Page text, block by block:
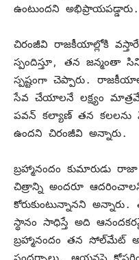
ఉంటుందని అభిప్రాయపడ్డారు.
చిరంజీవి రాజకీయాల్లోకి
స్పందిస్తూ, తన జన్మంతా
స్పష్టంగా చెప్పారు.
సేవ చేయాలనే లక్ష్యం
పవన్ కల్యాణ్ తన కలలను
ఉందని చిరంజీవి అన్నారు.
బ్రహ్మానందం కుమారుడు
చిత్రాన్ని అందరూ
కోరుకుంటున్నానని
స్థానం సాధిస్తే అది
బ్రహ్మానందం తన సోల్‌మేట్
సందర్భాలు, ఆయనపై